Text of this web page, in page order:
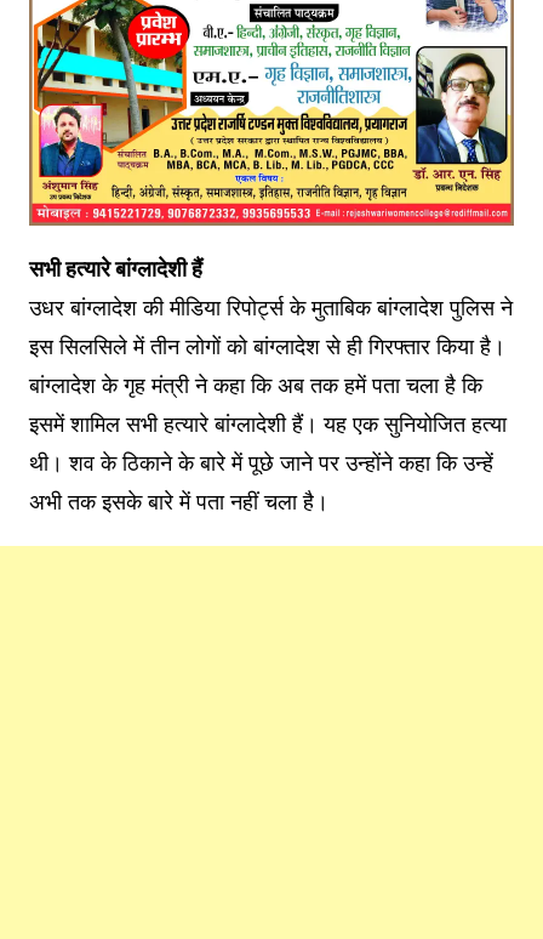
सभी हत्यारे बांग्लादेशी हैं
उधर बांग्लादेश की मीडिया रिपोर्ट्स के मुताबिक बांग्लादेश पुलिस ने
इस सिलसिले में तीन लोगों को बांग्लादेश से ही गिरफ्तार किया है।
बांग्लादेश के गृह मंत्री ने कहा कि अब तक हमें पता चला है कि
इसमें शामिल सभी हत्यारे बांग्लादेशी हैं। यह एक सुनियोजित हत्या
थी। शव के ठिकाने के बारे में पूछे जाने पर उन्होंने कहा कि उन्हें
अभी तक इसके बारे में पता नहीं चला है।